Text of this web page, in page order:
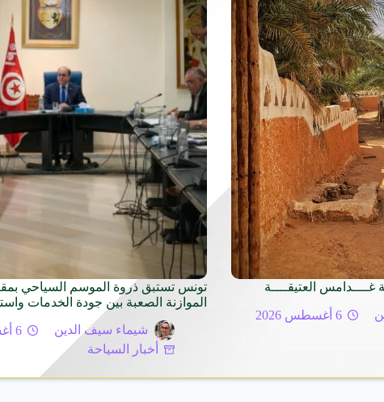
غــــدامس العتيقــــة
6 أغسطس 2026
تونس تستبق ذروة الموسم السياحي
الموازنة الصعبة بين جودة الخدمات
شيماء سيف الدين
6 أغسطس 2026
أخبار السياحة